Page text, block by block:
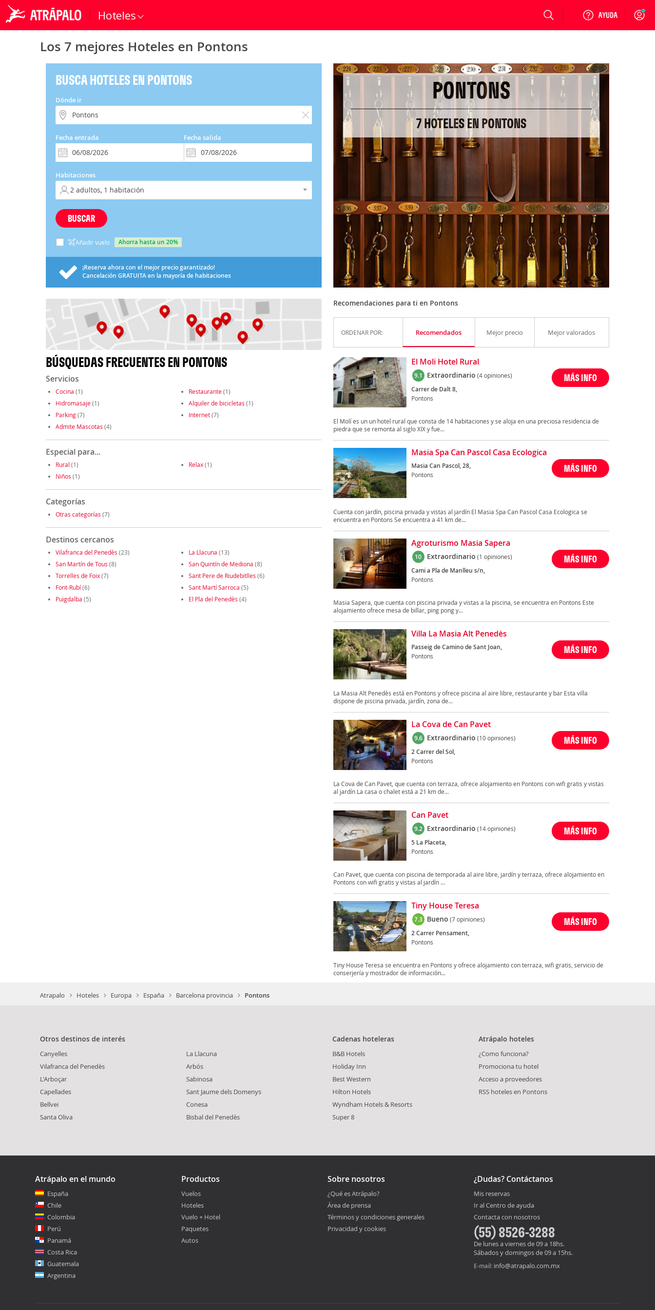
Hoteles Login
Los 7 mejores Hoteles en Pontons
BUSCA HOTELES EN PONTONS
Dónde ir
Fecha entrada Fecha salida
Habitaciones
BUSCAR
Añadir vuelo ahorra hasta un 20%
¡Reserva ahora con el mejor precio garantizado!
Cancelación GRATUITAen la mayoría de habitaciones
BÚSQUEDAS FRECUENTES EN PONTONS
Servicios
Cocina (1) Restaurante(1)
Hidromasaje(1) Alquiler de bicicletas (1)
Parking(7) Internet(7)
Admite Mascotas (4)
Especial para...
Rural (1) Relax(1)
Niños (1)
Categorías
Otras categorías (7)
Destinos cercanos
Vilafranca del Penedès (23) La Llacuna (13)
San Martín de Tous (8) San Quintín de Mediona (8)
Torrelles de Foix(7) Sant Pere de Riudebitlles (6)
Font-Rubí(6) Sant Martí Sarroca (5)
Puigdalba (5) El Pla del Penedès (4)
PONTONS
7 HOTELES EN PONTONS
Recomendaciones para ti en Pontons
ORDENAR POR: Recomendados Mejor precio Mejor valorados
El Moli Hotel Rural
9.1 Extraordinario (4 opiniones)
Carrer de Dalt 8,
Pontons
MÁS INFO
El Molí es un un hotel rural que consta de 14 habitaciones y se aloja en una preciosa residencia de
piedra que se remonta al siglo XIX y fue...
Masia Spa Can Pascol Casa Ecologica
Masia Can Pascol, 28,
Pontons
MÁS INFO
Cuenta con jardín, piscina privada y vistas al jardín El Masia Spa Can Pascol Casa Ecologica se
encuentra en Pontons Se encuentra a 41 km de...
Agroturismo Masia Sapera
10 Extraordinario (1 opiniones)
Cami a Pla de Manlleu s/n,
Pontons
MÁS INFO
Masia Sapera, que cuenta con piscina privada y vistas a la piscina, se encuentra en Pontons Este
alojamiento ofrece mesa de billar, ping pong y...
Villa La Masia Alt Penedès
Passeig de Camino de Sant Joan,
Pontons
MÁS INFO
La Masia Alt Penedès está en Pontons y ofrece piscina al aire libre, restaurante y bar Esta villa
dispone de piscina privada, jardín, zona de...
La Cova de Can Pavet
9.6 Extraordinario (10 opiniones)
2 Carrer del Sol,
Pontons
MÁS INFO
La Cova de Can Pavet, que cuenta con terraza, ofrece alojamiento en Pontons con wifi gratis y vistas
al jardín La casa o chalet está a 21 km de...
Can Pavet
9.2 Extraordinario (14 opiniones)
5 La Placeta,
Pontons
MÁS INFO
Can Pavet, que cuenta con piscina de temporada al aire libre, jardín y terraza, ofrece alojamiento en
Pontons con wifi gratis y vistas al jardín ...
Tiny House Teresa
7.3 Bueno (7 opiniones)
2 Carrer Pensament,
Pontons
MÁS INFO
Tiny House Teresa se encuentra en Pontons y ofrece alojamiento con terraza, wifi gratis, servicio de
conserjería y mostrador de información...
Atrapalo Hoteles Europa España Barcelona provincia Pontons
Otros destinos de interés
Canyelles
Vilafranca del Penedès
L'Arboçar
Capellades
Bellvei
Santa Oliva
La Llacuna
Arbós
Sabinosa
Sant Jaume dels Domenys
Conesa
Bisbal del Penedès
Cadenas hoteleras
B&B Hotels
Holiday Inn
Best Western
Hilton Hotels
Wyndham Hotels & Resorts
Super 8
Atrápalo hoteles
¿Como funciona?
Promociona tu hotel
Acceso a proveedores
RSS hoteles en Pontons
Atrápalo en el mundo
España
Chile
Colombia
Perú
Panamá
Costa Rica
Guatemala
Argentina
Productos
Vuelos
Hoteles
Vuelo + Hotel
Paquetes
Autos
Sobre nosotros
¿Qué es Atrápalo?
Área de prensa
Términos y condiciones generales
Privacidad y cookies
¿Dudas? Contáctanos
Mis reservas
Ir al Centro de ayuda
Contacta con nosotros
(55) 8526-3288
De lunes a viernes de 09 a 18hs.
Sábados y domingos de 09 a 15hs.
E-mail: info@atrapalo.com.mx